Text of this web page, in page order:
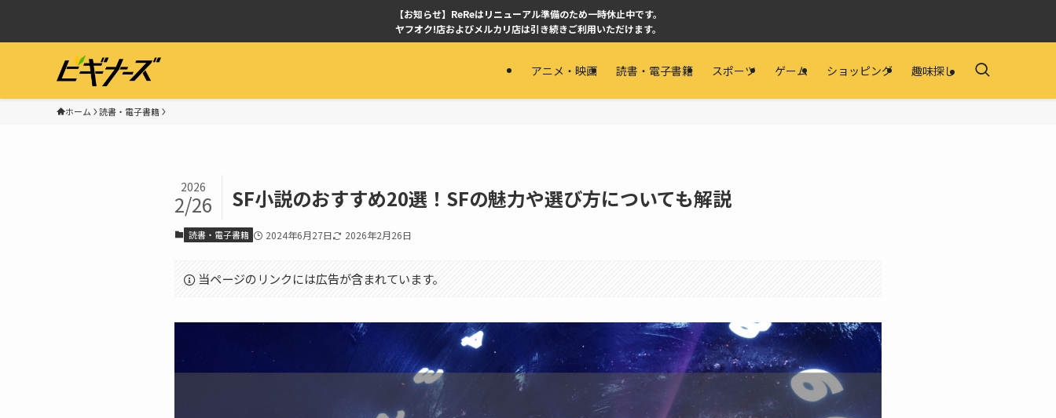
【お知らせ】ReReはリニューアル準備のため一時休止中です。
ヤフオク!店およびメルカリ店は引き続きご利用いただけます。
アニメ・映画 読書・電子書籍 スポーツ ゲーム ショッピング 趣味探し
ホーム 読書・電子書籍
SF小説のおすすめ20選！SFの魅力や選び方についても解説
2026
2/26
読書・電子書籍 2024年6月27日 2026年2月26日
当ページのリンクには広告が含まれています。